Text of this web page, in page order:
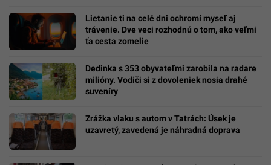
Lietanie ti na celé dni ochromí myseľ aj
trávenie. Dve veci rozhodnú o tom, ako veľmi
ťa cesta zomelie
Dedinka s 353 obyvateľmi zarobila na radare
milióny. Vodiči si z dovoleniek nosia drahé
suveníry
Zrážka vlaku s autom v Tatrách: Úsek je
uzavretý, zavedená je náhradná doprava